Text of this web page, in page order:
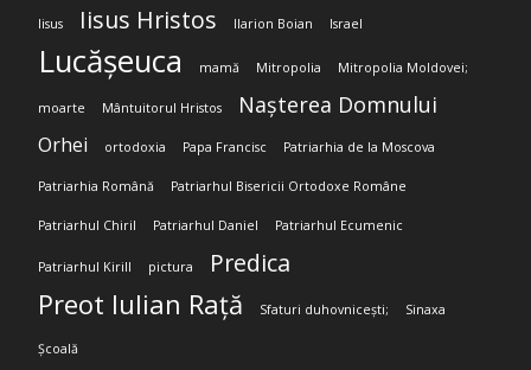
Iisus Iisus Hristos Ilarion Boian Israel
Lucășeuca mamă Mitropolia Mitropolia Moldovei;
moarte Mântuitorul Hristos Nașterea Domnului
Orhei ortodoxia Papa Francisc Patriarhia de la Moscova
Patriarhia Română Patriarhul Bisericii Ortodoxe Române
Patriarhul Chiril Patriarhul Daniel Patriarhul Ecumenic
Patriarhul Kirill pictura Predica
Preot Iulian Rață Sfaturi duhovnicești; Sinaxa
Școală